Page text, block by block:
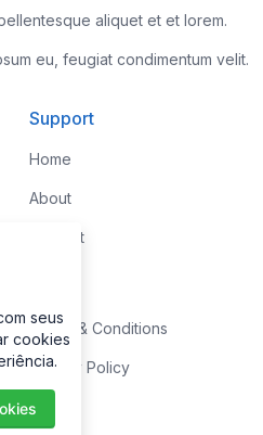
aliquet et et lorem.
eu, feugiat condimentum velit.
Support
Home
About
Contact
Terms & Conditions
Privacy Policy
seus
cookies